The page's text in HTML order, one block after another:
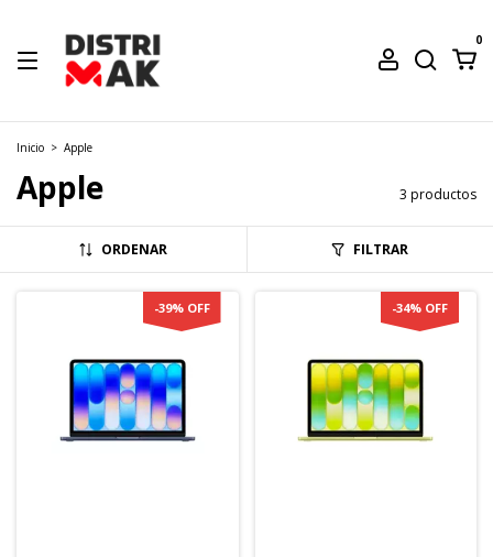
0
Inicio > Apple
Apple 3 productos
ORDENAR FILTRAR
-39% OFF -34% OFF